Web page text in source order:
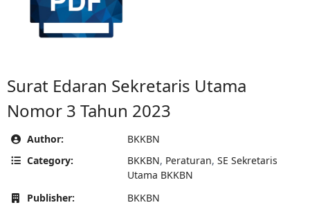
Surat Edaran Sekretaris Utama
Nomor 3 Tahun 2023
Author:
BKKBN
Category:
BKKBN, Peraturan, SE Sekretaris
Utama BKKBN
Publisher:
BKKBN